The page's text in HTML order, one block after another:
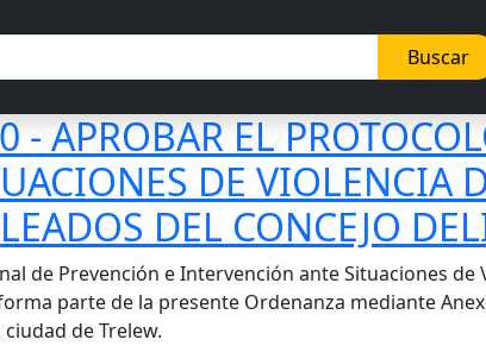
Buscar
APROBAR EL
DE VIOLENCIA
DEL CONCEJO
de Prevención e Intervención ante Situaciones
parte de la presente Ordenanza mediante
de Trelew.